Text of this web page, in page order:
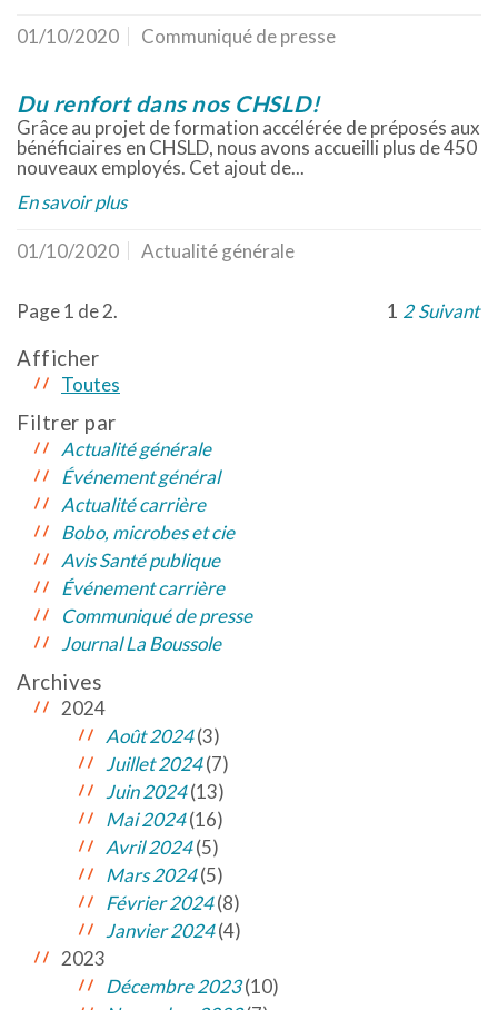
01/10/2020 Communiqué de presse
Du renfort dans nos CHSLD!
Grâce au projet de formation accélérée de préposés aux
bénéficiaires en CHSLD, nous avons accueilli plus de 450
nouveaux employés. Cet ajout de...
En savoir plus
01/10/2020 Actualité générale
Page 1 de 2. 1 2 Suivant
Afficher
Toutes
Filtrer par
Actualité générale
Événement général
Actualité carrière
Bobo, microbes et cie
Avis Santé publique
Événement carrière
Communiqué de presse
Journal La Boussole
Archives
2024
Août 2024(3)
Juillet 2024(7)
Juin 2024(13)
Mai 2024(16)
Avril 2024(5)
Mars 2024(5)
Février 2024(8)
Janvier 2024(4)
2023
Décembre 2023(10)